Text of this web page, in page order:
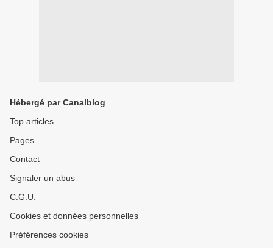
Hébergé par Canalblog
Top articles
Pages
Contact
Signaler un abus
C.G.U.
Cookies et données personnelles
Préférences cookies